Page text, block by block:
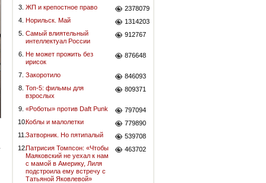
3. ЖП и крепостное право
2378079
4. Норильск. Май
1314203
5. Самый влиятельный
интеллектуал России
912767
6. Не может прожить без
ирисок
876648
7. Закоротило
846093
8. Топ-5: фильмы для
взрослых
809371
9. «Роботы» против Daft Punk
797094
10.Коблы и малолетки
779890
11.Затворник. Но пятипалый
539708
12.Патрисия Томпсон: «Чтобы
Маяковский не уехал к нам
с мамой в Америку, Лиля
подстроила ему встречу с
Татьяной Яковлевой»
463702